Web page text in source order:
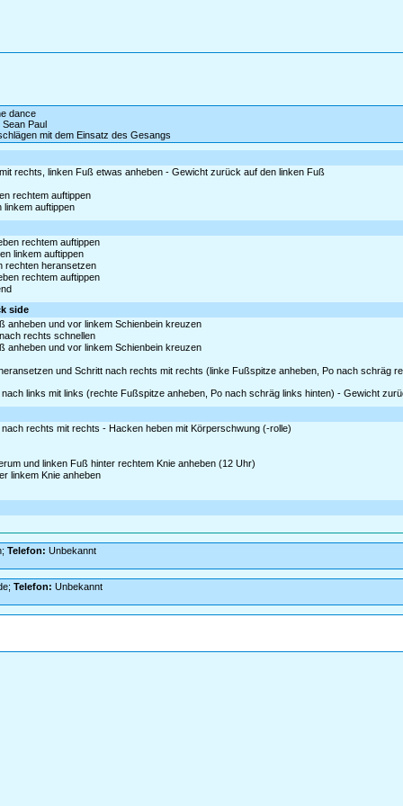
dance
Paul
mit dem Einsatz des Gesangs
rechts, linken Fuß etwas anheben - Gewicht zurück auf den linken Fuß
rechtem auftippen
linkem auftippen
rechtem auftippen
linkem auftippen
rechten heransetzen
rechtem auftippen
side
anheben und vor linkem Schienbein kreuzen
rechts schnellen
anheben und vor linkem Schienbein kreuzen
und Schritt nach rechts mit rechts (linke Fußspitze anheben, Po nach schräg
links mit links (rechte Fußspitze anheben, Po nach schräg links hinten) - Gewicht
rechts mit rechts - Hacken heben mit Körperschwung (-rolle)
und linken Fuß hinter rechtem Knie anheben (12 Uhr)
linkem Knie anheben
Telefon: Unbekannt
Telefon: Unbekannt